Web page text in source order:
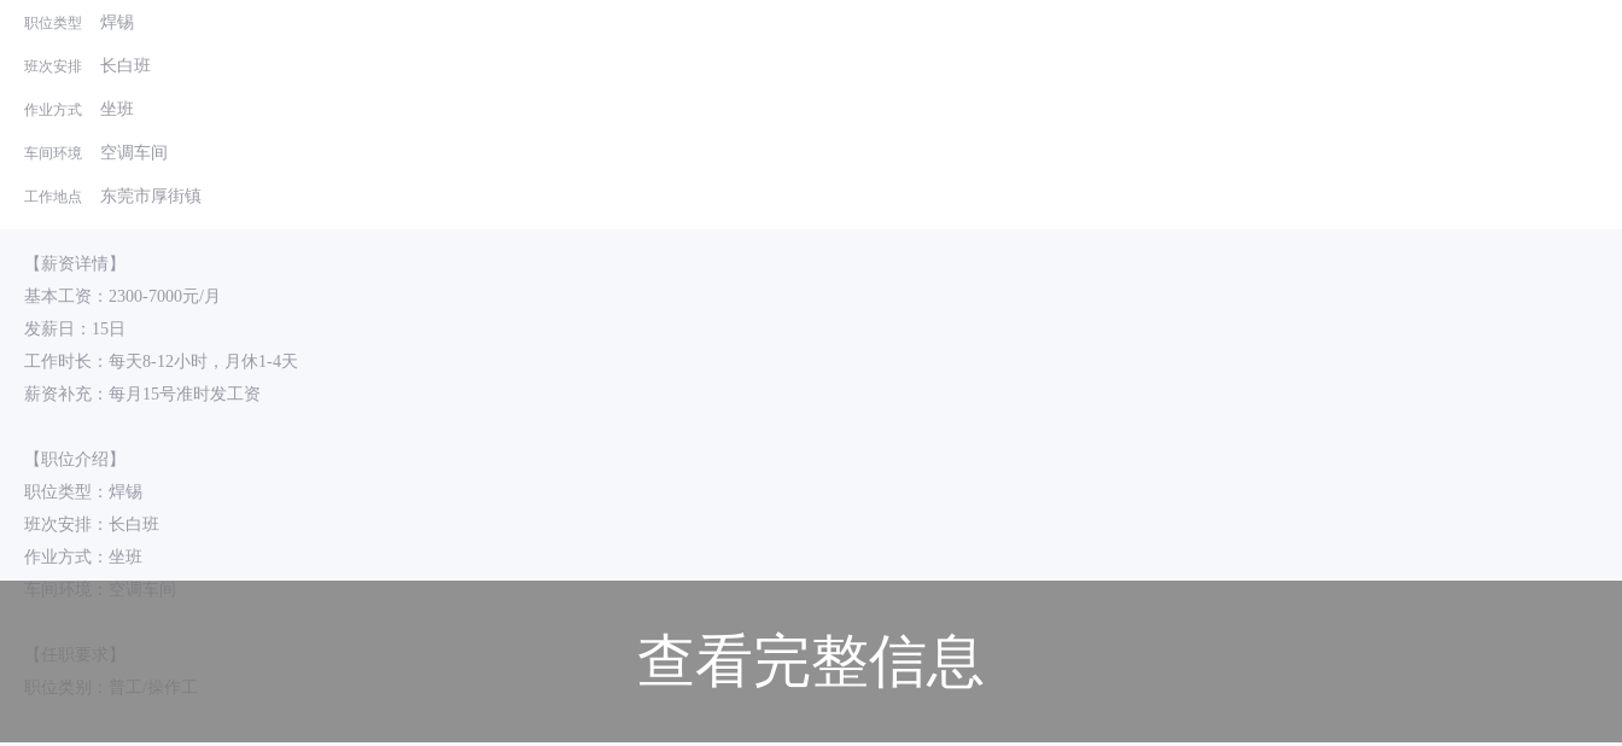
职位类型 焊锡
班次安排 长白班
作业方式 坐班
车间环境 空调车间
工作地点 东莞市厚街镇
【薪资详情】
基本工资：2300-7000元/月
发薪日：15日
工作时长：每天8-12小时，月休1-4天
薪资补充：每月15号准时发工资
【职位介绍】
职位类型：焊锡
班次安排：长白班
作业方式：坐班
查看完整信息